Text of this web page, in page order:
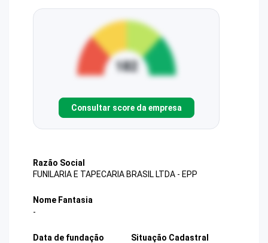
Consultar score da empresa
Razão Social
FUNILARIA E TAPECARIA BRASIL LTDA - EPP
Nome Fantasia
-
Data de fundação
Situação Cadastral